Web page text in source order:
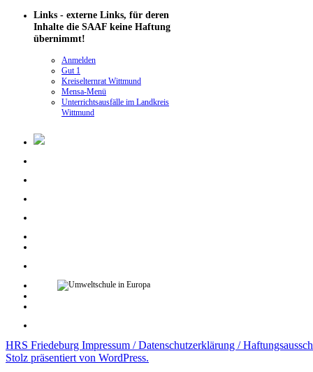
Links - externe Links, für deren
Inhalte die SAAF keine Haftung
übernimmt!
Anmelden
Gut 1
Kreiselternrat Wittmund
Mensa-Menü
Unterrichtsausfälle im Landkreis
Wittmund
HRS Friedeburg Impressum / Datenschutzerklärung /
Stolz präsentiert von WordPress.